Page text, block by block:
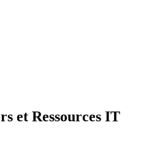
et Ressources IT